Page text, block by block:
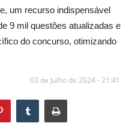
um recurso indispensável
9 mil questões atualizadas e
do concurso, otimizando
03 de Julho de 2024 - 21:41